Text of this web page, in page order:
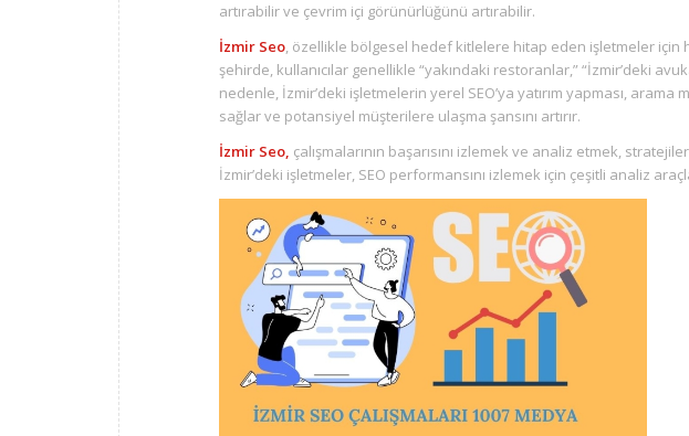
artırabilir ve çevrim içi görünürlüğünü artırabilir.
İzmir Seo, özellikle bölgesel hedef kitlelere hitap eden işletmeler
şehirde, kullanıcılar genellikle “yakındaki restoranlar,” “İzmir’deki
nedenle, İzmir’deki işletmelerin yerel SEO’ya yatırım yapması, arama
sağlar ve potansiyel müşterilere ulaşma şansını artırır.
İzmir Seo, çalışmalarının başarısını izlemek ve analiz etmek,
İzmir’deki işletmeler, SEO performansını izlemek için çeşitli analiz